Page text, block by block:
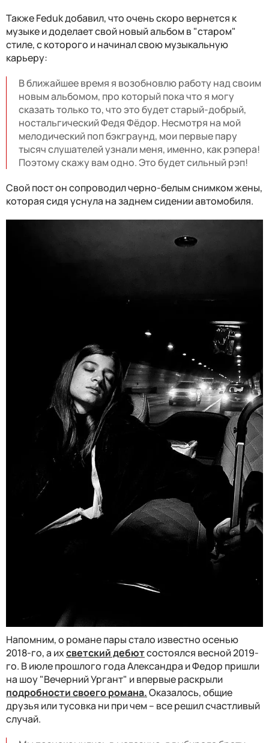
Также Feduk добавил, что очень скоро вернется к
музыке и доделает свой новый альбом в "старом"
стиле, с которого и начинал свою музыкальную
карьеру:
В ближайшее время я возобновлю работу над своим
новым альбомом, про который пока что я могу
сказать только то, что это будет старый-добрый,
ностальгический Федя Фёдор. Несмотря на мой
мелодический поп бэкграунд, мои первые пару
тысяч слушателей узнали меня, именно, как рэпера!
Поэтому скажу вам одно. Это будет сильный рэп!
Свой пост он сопроводил черно-белым снимком жены,
которая сидя уснула на заднем сидении автомобиля.
Напомним, о романе пары стало известно осенью
2018-го, а ихсветский дебютсостоялся весной 2019-
го. В июле прошлого года Александра и Федор пришли
на шоу "Вечерний Ургант" и впервые раскрыли
подробности своего романа.Оказалось, общие
друзья или тусовка ни при чем – все решил счастливый
случай.